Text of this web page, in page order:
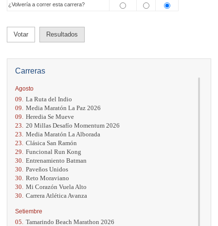
Carreras
Agosto
09. La Ruta del Indio
09. Media Maratón La Paz 2026
09. Heredia Se Mueve
23. 20 Millas Desafío Momentum 2026
23. Media Maratón La Alborada
23. Clásica San Ramón
29. Funcional Run Kong
30. Entrenamiento Batman
30. Paveños Unidos
30. Reto Moraviano
30. Mi Corazón Vuela Alto
30. Carrera Atlética Avanza
Setiembre
05. Tamarindo Beach Marathon 2026
¿Volvería a correr esta carrera?
Votar Resultados